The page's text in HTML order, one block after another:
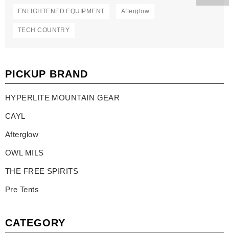
ENLIGHTENED EQUIPMENT Afterglow
TECH COUNTRY
PICKUP BRAND
HYPERLITE MOUNTAIN GEAR
CAYL
Afterglow
OWL MILS
THE FREE SPIRITS
Pre Tents
CATEGORY